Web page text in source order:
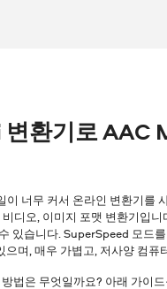
환기로 AAC
너무 커서 온라인 변환기를
디오, 이미지 포맷 변환기입
있습니다. SuperSpeed 모드
며, 매우 가볍고, 저사양 컴퓨
법은 무엇일까요? 아래 가이